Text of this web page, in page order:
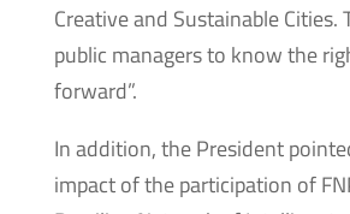
Creative and Sustainable Cities.
public managers to know the
forward”.
In addition, the President
impact of the participation of